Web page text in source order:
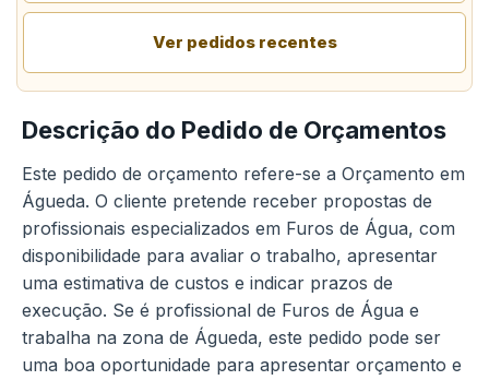
Ver pedidos recentes
Descrição do Pedido de Orçamentos
Este pedido de orçamento refere-se a Orçamento em
Águeda. O cliente pretende receber propostas de
profissionais especializados em Furos de Água, com
disponibilidade para avaliar o trabalho, apresentar
uma estimativa de custos e indicar prazos de
execução. Se é profissional de Furos de Água e
trabalha na zona de Águeda, este pedido pode ser
uma boa oportunidade para apresentar orçamento e